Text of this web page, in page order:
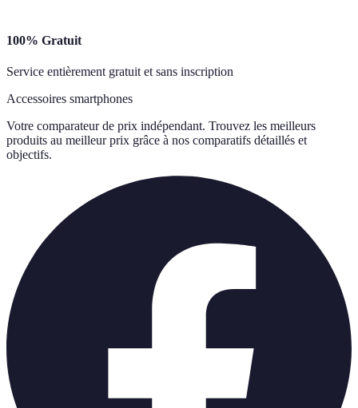
100% Gratuit
Service entièrement gratuit et sans inscription
Accessoires smartphones
Votre comparateur de prix indépendant. Trouvez les meilleurs
produits au meilleur prix grâce à nos comparatifs détaillés et
objectifs.